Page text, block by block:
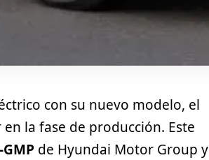
con su nuevo modelo, el
la fase de producción. Este
GMP de Hyundai Motor Group y